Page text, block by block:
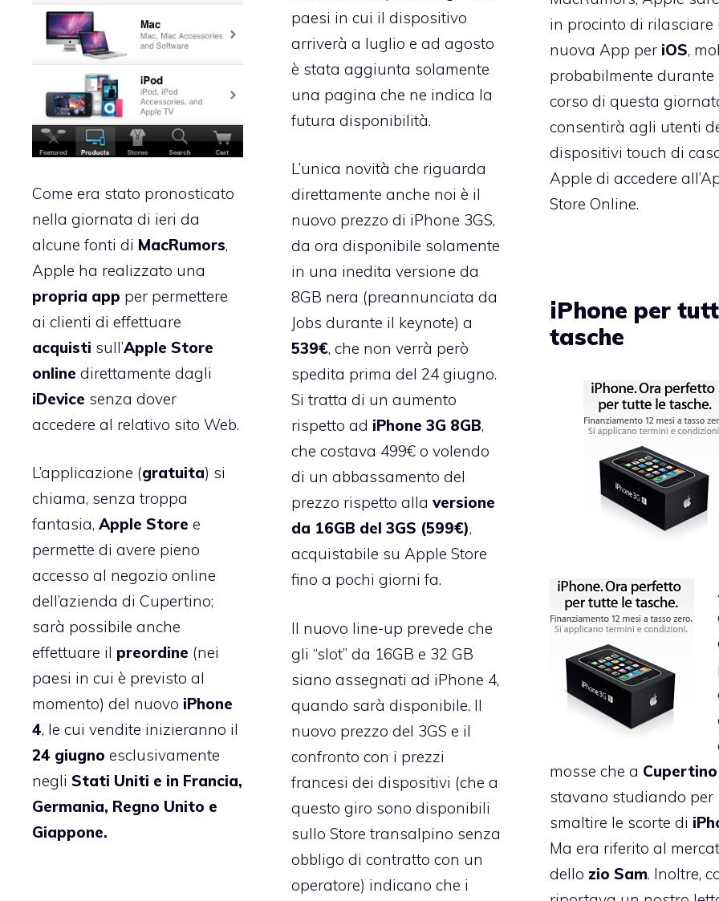
Come era stato pronosticato
nella giornata di ieri da
alcune fonti di MacRumors,
Apple ha realizzato una
propria app per permettere
ai clienti di effettuare
acquisti sull’Apple Store
online direttamente dagli
iDevice senza dover
accedere al relativo sito Web.
L’applicazione (gratuita) si
chiama, senza troppa
fantasia, Apple Store e
permette di avere pieno
accesso al negozio online
dell’azienda di Cupertino;
sarà possibile anche
effettuare il preordine (nei
paesi in cui è previsto al
momento) del nuovo iPhone
4, le cui vendite inizieranno il
24 giugno esclusivamente
negli Stati Uniti e in Francia,
Germania, Regno Unito e
Giappone.
paesi in cui il dispositivo
arriverà a luglio e ad agosto
è stata aggiunta solamente
una pagina che ne indica la
futura disponibilità.
L’unica novità che riguarda
direttamente anche noi è il
nuovo prezzo di iPhone 3GS,
da ora disponibile solamente
in una inedita versione da
8GB nera (preannunciata da
Jobs durante il keynote) a
539€, che non verrà però
spedita prima del 24 giugno.
Si tratta di un aumento
rispetto ad iPhone 3G 8GB,
che costava 499€ o volendo
di un abbassamento del
prezzo rispetto alla versione
da 16GB del 3GS (599€),
acquistabile su Apple Store
fino a pochi giorni fa.
Il nuovo line-up prevede che
gli “slot” da 16GB e 32 GB
siano assegnati ad iPhone 4,
quando sarà disponibile. Il
nuovo prezzo del 3GS e il
confronto con i prezzi
francesi dei dispositivi (che a
questo giro sono disponibili
sullo Store transalpino senza
obbligo di contratto con un
operatore) indicano che i
in procinto di rilasciare
nuova App per iOS,
probabilmente durante
corso di questa
consentirà agli utenti
dispositivi touch di
Apple di accedere
Store Online.
iPhone per
tasche
mosse che a Cupertino
stavano studiando per
smaltire le scorte di
Ma era riferito al
dello zio Sam. Inoltre,